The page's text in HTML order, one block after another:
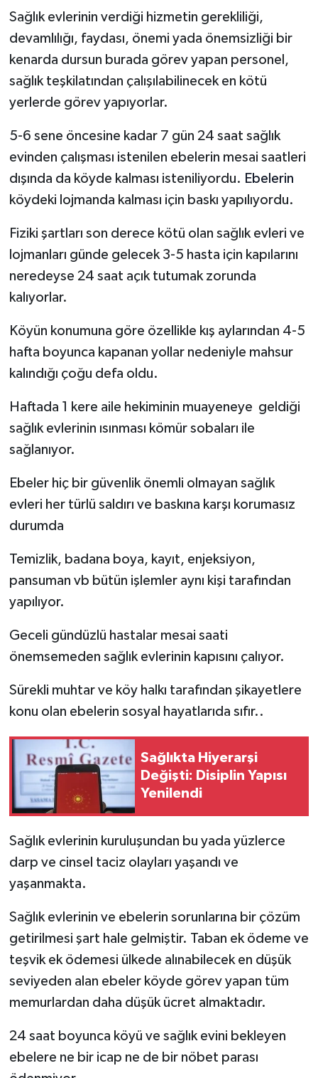
Sağlık evlerinin verdiği hizmetin gerekliliği,
devamlılığı, faydası, önemi yada önemsizliği bir
kenarda dursun burada görev yapan personel,
sağlık teşkilatından çalışılabilinecek en kötü
yerlerde görev yapıyorlar.
5-6 sene öncesine kadar 7 gün 24 saat sağlık
evinden çalışması istenilen ebelerin mesai saatleri
dışında da köyde kalması isteniliyordu. Ebelerin
köydeki lojmanda kalması için baskı yapılıyordu.
Fiziki şartları son derece kötü olan sağlık evleri ve
lojmanları günde gelecek 3-5 hasta için kapılarını
neredeyse 24 saat açık tutumak zorunda
kalıyorlar.
Köyün konumuna göre özellikle kış aylarından 4-5
hafta boyunca kapanan yollar nedeniyle mahsur
kalındığı çoğu defa oldu.
Haftada 1 kere aile hekiminin muayeneye geldiği
sağlık evlerinin ısınması kömür sobaları ile
sağlanıyor.
Ebeler hiç bir güvenlik önemli olmayan sağlık
evleri her türlü saldırı ve baskına karşı korumasız
durumda
Temizlik, badana boya, kayıt, enjeksiyon,
pansuman vb bütün işlemler aynı kişi tarafından
yapılıyor.
Geceli gündüzlü hastalar mesai saati
önemsemeden sağlık evlerinin kapısını çalıyor.
Sürekli muhtar ve köy halkı tarafından şikayetlere
konu olan ebelerin sosyal hayatlarıda sıfır..
Sağlıkta Hiyerarşi
Değişti: Disiplin Yapısı
Yenilendi
Sağlık evlerinin kuruluşundan bu yada yüzlerce
darp ve cinsel taciz olayları yaşandı ve
yaşanmakta.
Sağlık evlerinin ve ebelerin sorunlarına bir çözüm
getirilmesi şart hale gelmiştir. Taban ek ödeme ve
teşvik ek ödemesi ülkede alınabilecek en düşük
seviyeden alan ebeler köyde görev yapan tüm
memurlardan daha düşük ücret almaktadır.
24 saat boyunca köyü ve sağlık evini bekleyen
ebelere ne bir icap ne de bir nöbet parası